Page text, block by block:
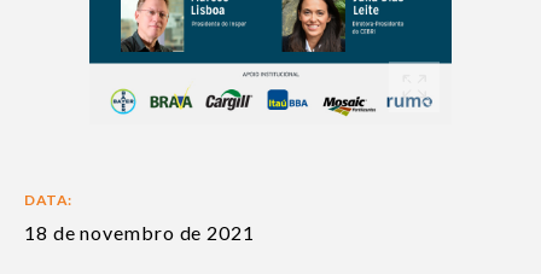
DATA:
18 de novembro de 2021